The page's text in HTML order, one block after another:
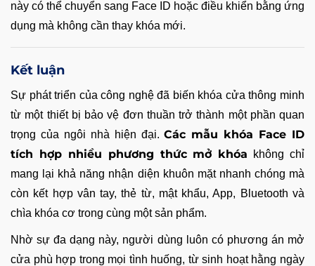
này có thể chuyển sang Face ID hoặc điều khiển bằng ứng
dụng mà không cần thay khóa mới.
Kết luận
Sự phát triển của công nghệ đã biến khóa cửa thông minh
từ một thiết bị bảo vệ đơn thuần trở thành một phần quan
trọng của ngôi nhà hiện đại.Các mẫu khóa Face ID
tích hợp nhiều phương thức mở khóa không chỉ
mang lại khả năng nhận diện khuôn mặt nhanh chóng mà
còn kết hợp vân tay, thẻ từ, mật khẩu, App, Bluetooth và
chìa khóa cơ trong cùng một sản phẩm.
Nhờ sự đa dạng này, người dùng luôn có phương án mở
cửa phù hợp trong mọi tình huống, từ sinh hoạt hằng ngày